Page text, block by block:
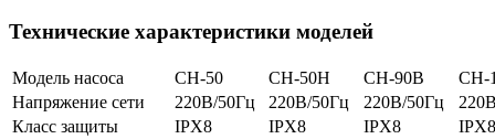
Технические характеристики моделей
Модель насоса СН-50 СН-50Н СН-90В
СН-
Напряжение сети
220В/50Гц 220В/50Гц 220В/50Гц
Класс защиты
IPX8 IPX8 IPX8
IPX8